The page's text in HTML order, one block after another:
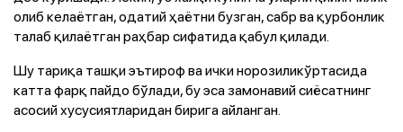
олиб келаётган, одатий ҳаётни бузган, сабр ва қурбонлик
талаб қилаётган раҳбар сифатида қабул қилади.
Шу тариқа ташқи эътироф ва ички норозиликўртасида
катта фарқ пайдо бўлади, бу эса замонавий сиёсатнинг
асосий хусусиятларидан бирига айланган.